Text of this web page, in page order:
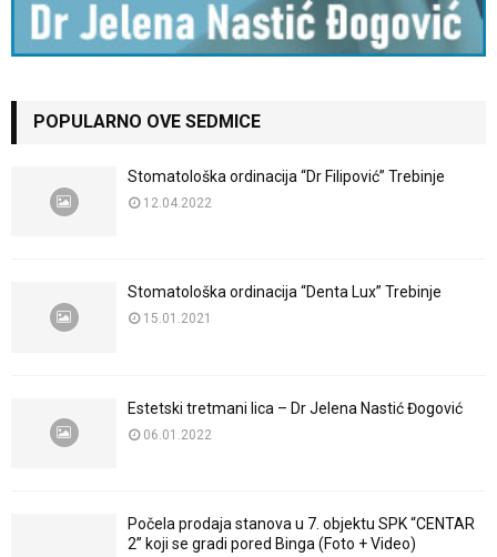
POPULARNO OVE SEDMICE
Stomatološka ordinacija “Dr Filipović” Trebinje
12.04.2022
Stomatološka ordinacija “Denta Lux” Trebinje
15.01.2021
Estetski tretmani lica – Dr Jelena Nastić Đogović
06.01.2022
Počela prodaja stanova u 7. objektu SPK “CENTAR
2” koji se gradi pored Binga (Foto + Video)